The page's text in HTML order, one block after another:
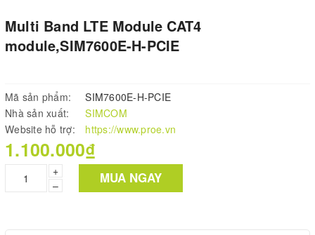
Multi Band LTE Module CAT4
module,SIM7600E-H-PCIE
Mã sản phẩm:
SIM7600E-H-PCIE
Nhà sản xuất:
SIMCOM
Website hỗ trợ:
https://www.proe.vn
1.100.000₫
+
–
MUA NGAY